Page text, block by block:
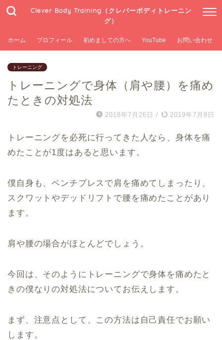
Clever Body Training（クレバーボディトレーニン
グ）
ホーム プロフィール 初めましての方へ YouTube お問い合わせ
トレーニング
トレーニングで身体（肩や腰）を痛め
たときの対処法
2018年7月26日 / 2019年7月8日
トレーニングを必死に行ってきた人なら、身体を痛
めたことが1度はあると思います。
僕自身も、ベンチプレスで肩を痛めてしまったり、
スクワットやデッドリフトで腰を痛めたことがあり
ます。
肩や腰の場合がほとんどでしょう。
今回は、そのようにトレーニングで身体を痛めたと
きの僕なりの対処法についてお伝えします。
まず、注意点として、この方法は自己責任でお願い
します。